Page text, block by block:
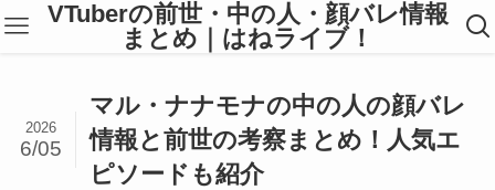
VTuberの前世・中の人・顔バレ情報
まとめ｜はねライブ！
マル・ナナモナの中の人の顔バレ
情報と前世の考察まとめ！人気エ
ピソードも紹介
2026
6/05